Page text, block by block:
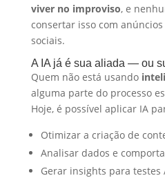
viver no improviso, e
consertar isso com
sociais.
A IA já é sua aliada — ou
Quem não está usando
alguma parte do processo
Hoje, é possível aplicar IA
Otimizar a criação de
Analisar dados e
Gerar insights para testes